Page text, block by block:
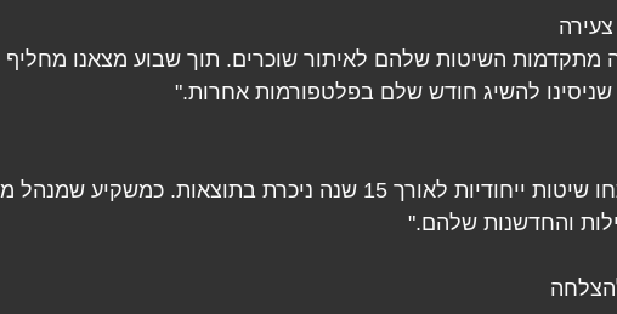
מתקדמות השיטות שלהם לאיתור שוכרים. תוך שבוע מצאנו
שניסינו להשיג חודש שלם בפלטפורמות אחרות."
"העובדה שהם פיתחו שיטות ייחודיות לאורך 15 שנה ניכרת בתוצאות.
והחדשנות שלהם."